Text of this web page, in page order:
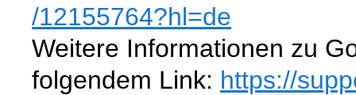
/12155764?hl=de
Weitere Informationen zu
folgendem Link: https://